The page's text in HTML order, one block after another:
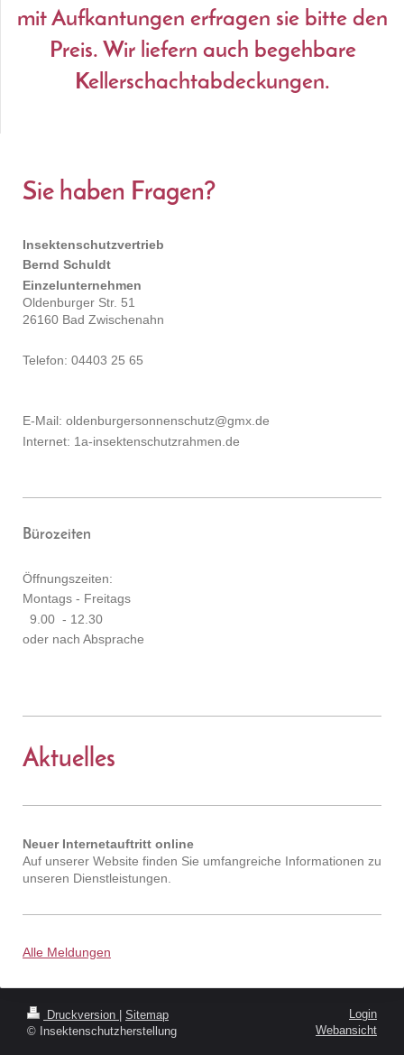
mit Aufkantungen erfragen sie bitte den
Preis. Wir liefern auch begehbare
Kellerschachtabdeckungen.
Sie haben Fragen?
Insektenschutzvertrieb
Bernd Schuldt
Einzelunternehmen
Oldenburger Str. 51
26160 Bad Zwischenahn
Telefon: 04403 25 65
E-Mail: oldenburgersonnenschutz@gmx.de
Internet: 1a-insektenschutzrahmen.de
Bürozeiten
Öffnungszeiten:
Montags - Freitags
9.00 - 12.30
oder nach Absprache
Aktuelles
Neuer Internetauftritt online
Auf unserer Website finden Sie umfangreiche Informationen zu
unseren Dienstleistungen.
Alle Meldungen
Druckversion
Sitemap
© Insektenschutzherstellung
Login
Webansicht